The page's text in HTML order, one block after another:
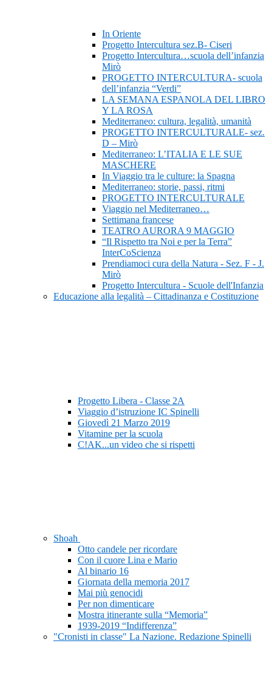
In Oriente
Progetto Intercultura sez.B- Ciseri
Progetto Intercultura…scuola dell’infanzia
Mirò
PROGETTO INTERCULTURA- scuola
dell’infanzia “Verdi”
LA SEMANA ESPANOLA DEL LIBRO
Y LA ROSA
Mediterraneo: cultura, legalità, umanità
PROGETTO INTERCULTURALE- sez.
D – Mirò
Mediterraneo: L’ITALIA E LE SUE
MASCHERE
In Viaggio tra le culture: la Spagna
Mediterraneo: storie, passi, ritmi
PROGETTO INTERCULTURALE
Viaggio nel Mediterraneo…
Settimana francese
TEATRO AURORA 9 MAGGIO
“Il Rispetto tra Noi e per la Terra”
InterCoScienza
Prendiamoci cura della Natura - Sez. F - J.
Mirò
Progetto Intercultura - Scuole dell'Infanzia
Educazione alla legalità – Cittadinanza e Costituzione
Progetto Libera - Classe 2A
Viaggio d’istruzione IC Spinelli
Giovedì 21 Marzo 2019
Vitamine per la scuola
C!AK...un video che si rispetti
Shoah
Otto candele per ricordare
Con il cuore Lina e Mario
Al binario 16
Giornata della memoria 2017
Mai più genocidi
Per non dimenticare
Mostra itinerante sulla “Memoria”
1939-2019 “Indifferenza”
"Cronisti in classe" La Nazione. Redazione Spinelli